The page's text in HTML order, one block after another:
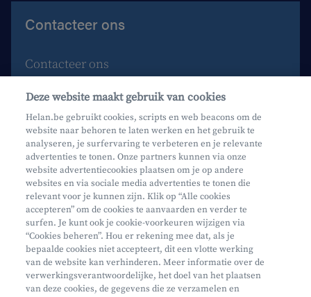
Contacteer ons
Contacteer ons
Maak een afspraak
Waar vind je ons?
Phishing
Mifid
Privacy
Juridische info
Onderworpen aan de controle van CDZ
Deze website maakt gebruik van cookies
Helan.be gebruikt cookies, scripts en web beacons om de
website naar behoren te laten werken en het gebruik te
analyseren, je surfervaring te verbeteren en je relevante
advertenties te tonen. Onze partners kunnen via onze
website advertentiecookies plaatsen om je op andere
websites en via sociale media advertenties te tonen die
relevant voor je kunnen zijn. Klik op “Alle cookies
accepteren” om de cookies te aanvaarden en verder te
surfen. Je kunt ook je cookie-voorkeuren wijzigen via
“Cookies beheren”. Hou er rekening mee dat, als je
bepaalde cookies niet accepteert, dit een vlotte werking
van de website kan verhinderen. Meer informatie over de
verwerkingsverantwoordelijke, het doel van het plaatsen
van deze cookies, de gegevens die ze verzamelen en